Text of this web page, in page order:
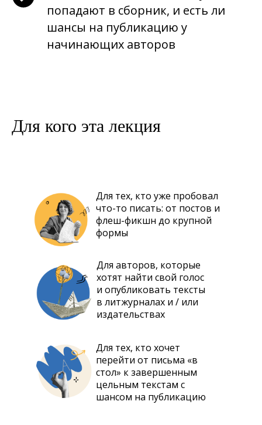
попадают в сборник, и есть ли
шансы на публикацию у
начинающих авторов
Для кого эта лекция
Для тех, кто уже пробовал
что-то писать: от постов и
флеш-фикшн до крупной
формы
Для авторов, которые
хотят найти свой голос
и опубликовать тексты
в литжурналах и / или
издательствах
Для тех, кто хочет
перейти от письма «в
стол» к завершенным
цельным текстам с
шансом на публикацию